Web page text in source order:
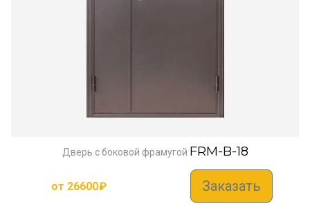
Дверь с боковой фрамугой FRM-B-18
от 26600₽ Заказать